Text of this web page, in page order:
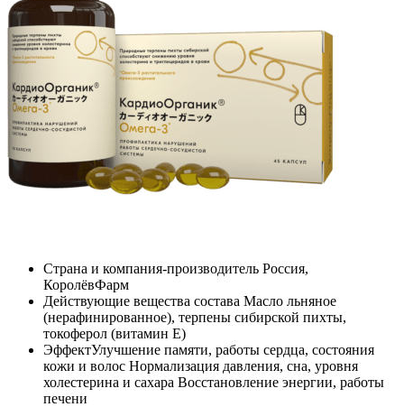
Страна и компания-производитель Россия,
КоролёвФарм
Действующие вещества состава Масло льняное
(нерафинированное), терпены сибирской пихты,
токоферол (витамин E)
ЭффектУлучшение памяти, работы сердца, состояния
кожи и волос Нормализация давления, сна, уровня
холестерина и сахара Восстановление энергии, работы
печени